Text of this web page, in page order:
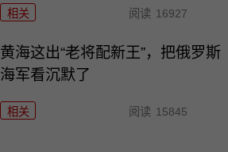
相关 阅读 16927
黄海这出“老将配新王”，把俄罗斯
海军看沉默了
相关 阅读 15845